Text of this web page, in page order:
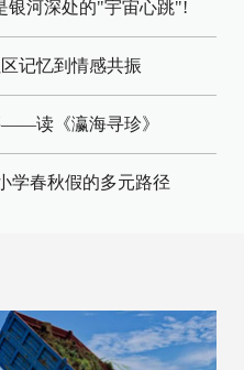
银河深处的"宇宙心跳"!
记忆到情感共振
读《瀛海寻珍》
学春秋假的多元路径